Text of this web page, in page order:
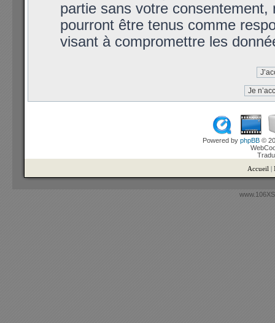
partie sans votre consentement,
pourront être tenus comme
visant à compromettre les
Powered by phpBB ©
Accueil |